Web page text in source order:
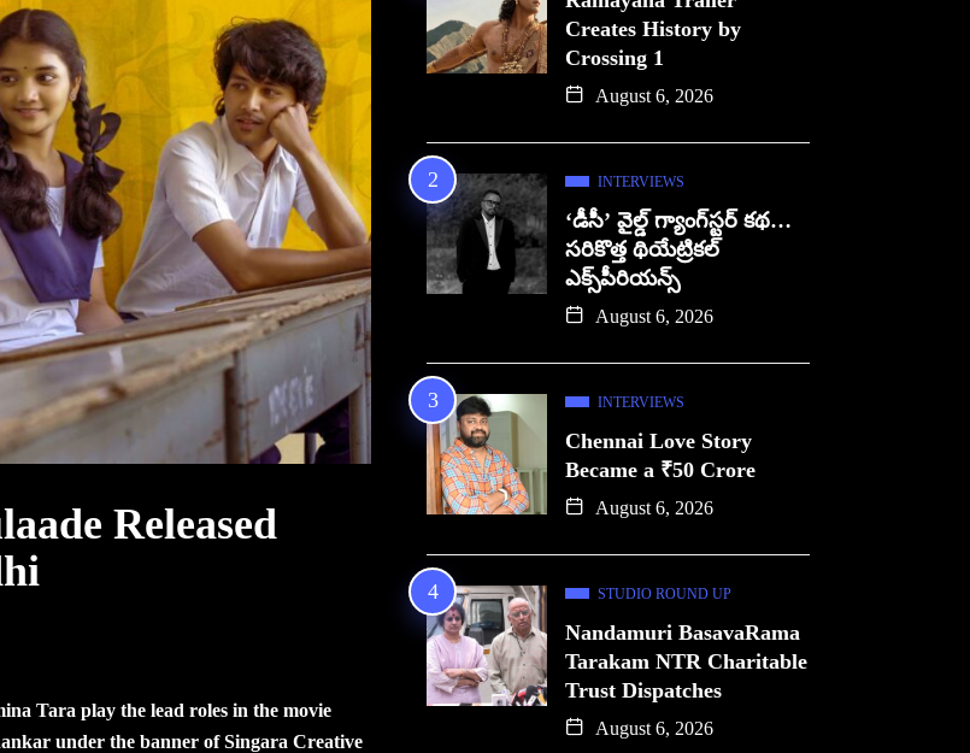
Released
Tara play the lead roles in the movie
under the banner of Singara Creative
Creates History by
Crossing 1
August 6, 2026
INTERVIEWS
‘డీసీ’ వైల్డ్ గ్యాంగ్‌స్టర్ కథ…
సరికొత్త థియేట్రికల్
ఎక్స్‌పీరియన్స్
August 6, 2026
INTERVIEWS
Chennai Love Story
Became a ₹50 Crore
August 6, 2026
STUDIO ROUND UP
Nandamuri BasavaRama
Tarakam NTR Charitable
Trust Dispatches
August 6, 2026